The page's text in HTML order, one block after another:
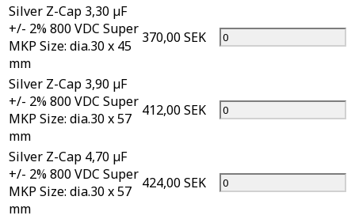
Silver Z-Cap 3,30 µF
+/- 2% 800 VDC Super
MKP Size: dia.30 x 45
mm
370,00 SEK
Silver Z-Cap 3,90 µF
+/- 2% 800 VDC Super
MKP Size: dia.30 x 57
mm
412,00 SEK
Silver Z-Cap 4,70 µF
+/- 2% 800 VDC Super
MKP Size: dia.30 x 57
mm
424,00 SEK